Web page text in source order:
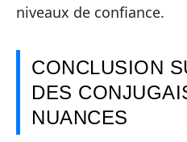
niveaux de confiance.
CONCLUSION
DES
NUANCES